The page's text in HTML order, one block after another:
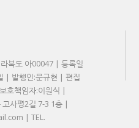
북도 아00047 | 등록일
| 발행인:문규현 | 편집
호책임자:이원식 |
고사평2길 7-3 1층 |
| TEL.